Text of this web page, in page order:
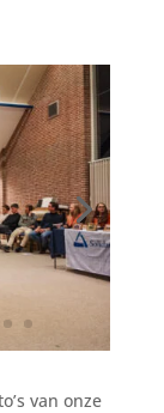
van onze